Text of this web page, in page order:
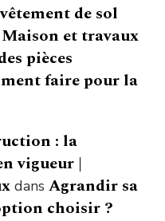
de sol
et travaux
pièces
faire pour la
: la
vigueur |
dans Agrandir sa
choisir ?